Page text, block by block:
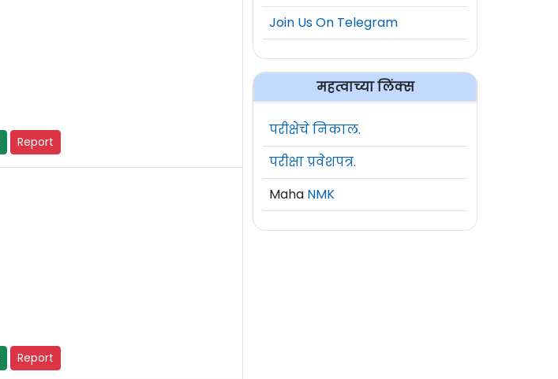
Report
Report
Join Us On Telegram
महत्वाच्या लिंक्स
परीक्षेचे निकाल.
परीक्षा प्रवेशपत्र.
Maha NMK